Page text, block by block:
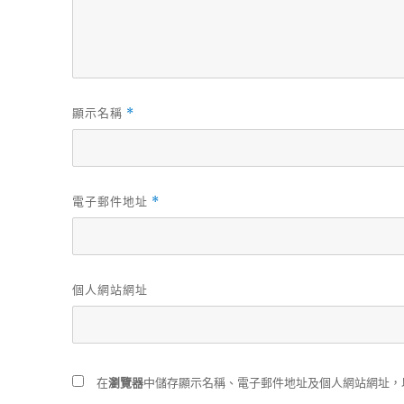
顯示名稱 *
電子郵件地址 *
個人網站網址
在瀏覽器中儲存顯示名稱、電子郵件地址及個人網站網址